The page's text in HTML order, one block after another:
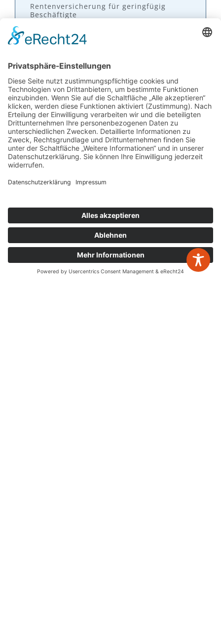
Rentenversicherung für geringfügig
Beschäftigte
zurück zur Übersicht
Kontakt
W&P Steuerberatungsgesellschaft mbH & Co.
info@wp-steuerberatung.de
Bahnhofstr. 56, 32257 Bünde
Mo. – Do.8:00 – 17:00
Fr.8:00 – 15:00